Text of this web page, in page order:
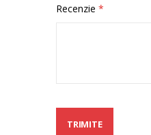
Recenzie
TRIMITE